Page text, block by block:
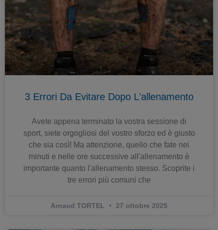
3 Errori Da Evitare Dopo L'allenamento
Avete appena terminato la vostra sessione di
sport, siete orgogliosi del vostro sforzo ed è giusto
che sia così! Ma attenzione, quello che fate nei
minuti e nelle ore successive all'allenamento è
importante quanto l'allenamento stesso. Scoprite i
tre errori più comuni che
Arnaud TORTEL 27 ottobre 2025